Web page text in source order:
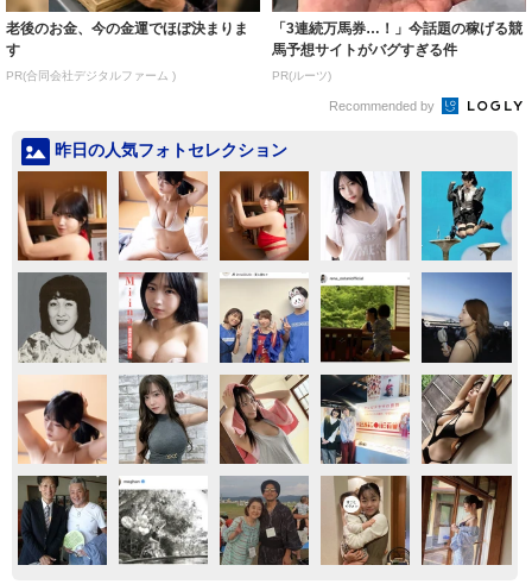
老後のお金、今の金運でほぼ決まりま
す
PR(合同会社デジタルファーム )
「3連続万馬券…！」今話題の稼げる競
馬予想サイトがバグすぎる件
PR(ルーツ)
Recommended by
昨日の人気フォトセレクション